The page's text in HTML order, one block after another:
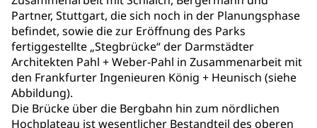
Partner, Stuttgart, die sich noch in der Planungsphase
befindet, sowie die zur Eröffnung des Parks
fertiggestellte „Stegbrücke“ der Darmstädter
Architekten Pahl + Weber-Pahl in Zusammenarbeit mit
den Frankfurter Ingenieuren König + Heunisch (siehe
Abbildung).
Die Brücke über die Bergbahn hin zum nördlichen
Hochplateau ist wesentlicher Bestandteil des oberen